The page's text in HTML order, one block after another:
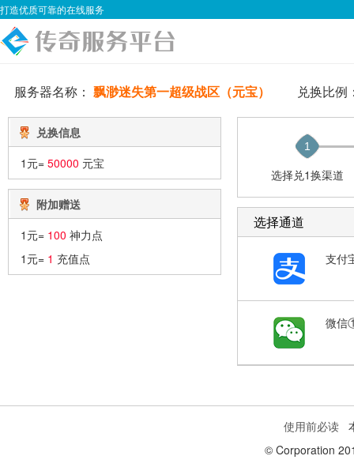
打造优质可靠的在线服务
服务器名称： 飘渺迷失第一超级战区（元宝） 兑换比例
兑换信息
1元= 50000 元宝
附加赠送
1元= 100 神力点
1元= 1 充值点
1
选择兑1换渠道
选择通道
支付
微
使用前必读
© Corporation